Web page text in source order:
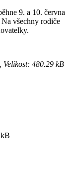
9. a 10. června
všechny rodiče
480.29 kB